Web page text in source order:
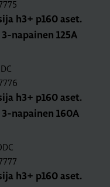
h3+ p160 aset.
na­pai­nen 125A
h3+ p160 aset.
na­pai­nen 160A
h3+ p160 aset.